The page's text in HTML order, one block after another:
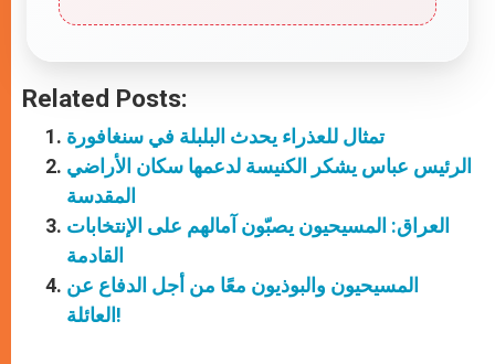
Related Posts:
تمثال للعذراء يحدث البلبلة في سنغافورة
الرئيس عباس يشكر الكنيسة لدعمها سكان الأراضي
المقدسة
العراق: المسيحيون يصبّون آمالهم على الإنتخابات
القادمة
المسيحيون والبوذيون معًا من أجل الدفاع عن
العائلة!